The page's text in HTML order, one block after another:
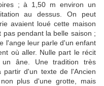
; à 1,50 m environ un
au dessus. On peut
avaient loué cette maison
pendant la belle saison ;
l'ange leur parle d'un enfant
où aller. Nulle part le récit
âne. Une tradition très
partir d'un texte de l'Ancien
plus d'une grotte, mais